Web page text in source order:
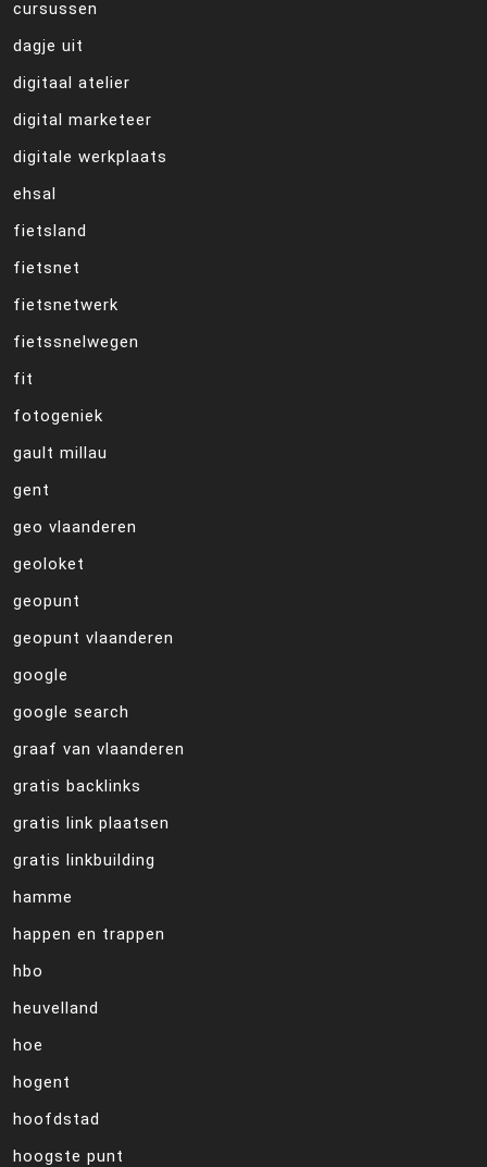
cursussen
dagje uit
digitaal atelier
digital marketeer
digitale werkplaats
ehsal
fietsland
fietsnet
fietsnetwerk
fietssnelwegen
fit
fotogeniek
gault millau
gent
geo vlaanderen
geoloket
geopunt
geopunt vlaanderen
google
google search
graaf van vlaanderen
gratis backlinks
gratis link plaatsen
gratis linkbuilding
hamme
happen en trappen
hbo
heuvelland
hoe
hogent
hoofdstad
hoogste punt